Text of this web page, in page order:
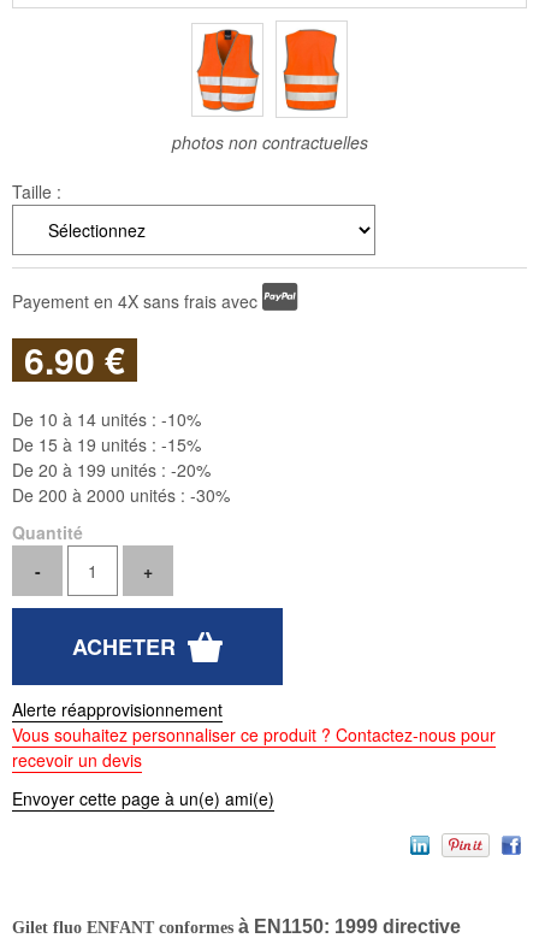
photos non contractuelles
Taille :
Payement en 4X sans frais avec
6.90 €
De 10 à 14 unités : -10%
De 15 à 19 unités : -15%
De 20 à 199 unités : -20%
De 200 à 2000 unités : -30%
Quantité
Alerte réapprovisionnement
Vous souhaitez personnaliser ce produit ? Contactez-nous pour
recevoir un devis
Envoyer cette page à un(e) ami(e)
Gilet fluo ENFANT conformes à EN1150: 1999 directive